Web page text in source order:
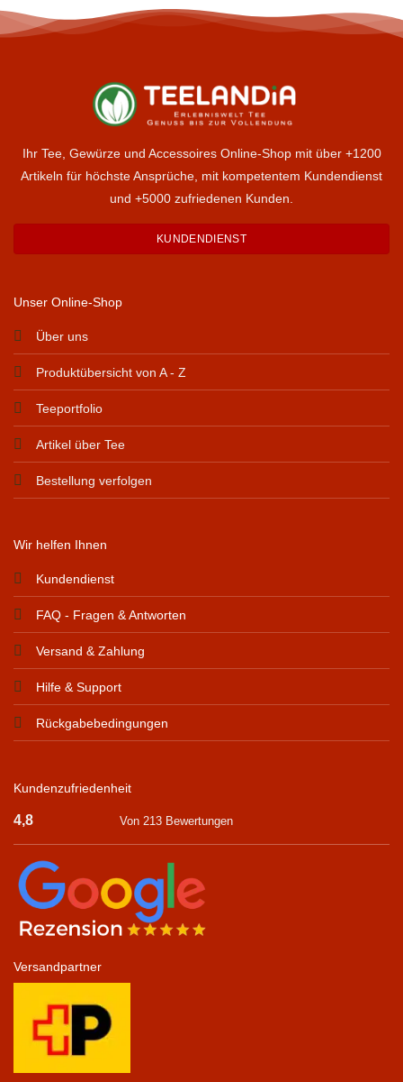
Ihr Tee, Gewürze und Accessoires Online-Shop mit über +1200
Artikeln für höchste Ansprüche, mit kompetentem Kundendienst
und +5000 zufriedenen Kunden.
KUNDENDIENST
Unser Online-Shop
Über uns
Produktübersicht von A - Z
Teeportfolio
Artikel über Tee
Bestellung verfolgen
Wir helfen Ihnen
Kundendienst
FAQ - Fragen & Antworten
Versand & Zahlung
Hilfe & Support
Rückgabebedingungen
Kundenzufriedenheit
4,8 Von 213 Bewertungen
Versandpartner